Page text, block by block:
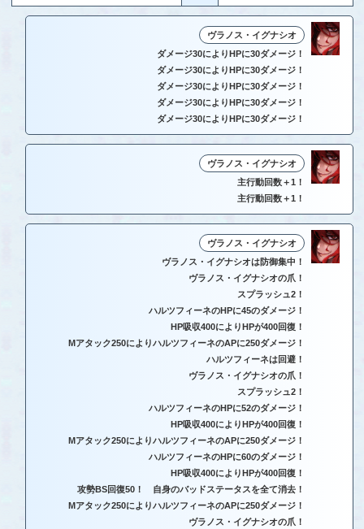
ヴラノス・イグナシオ
ダメージ30によりHPに30ダメージ！
ダメージ30によりHPに30ダメージ！
ダメージ30によりHPに30ダメージ！
ダメージ30によりHPに30ダメージ！
ダメージ30によりHPに30ダメージ！
ヴラノス・イグナシオ
主行動回数＋1！
主行動回数＋1！
ヴラノス・イグナシオ
ヴラノス・イグナシオは防御集中！
ヴラノス・イグナシオの爪！
スプラッシュ2！
ハルツフィーネのHPに45のダメージ！
HP吸収400によりHPが400回復！
Mアタック250によりハルツフィーネのAPに250ダメージ！
ハルツフィーネは回避！
ヴラノス・イグナシオの爪！
スプラッシュ2！
ハルツフィーネのHPに52のダメージ！
HP吸収400によりHPが400回復！
Mアタック250によりハルツフィーネのAPに250ダメージ！
ハルツフィーネのHPに60のダメージ！
HP吸収400によりHPが400回復！
攻勢BS回復50！ 自身のバッドステータスを全て消去！
Mアタック250によりハルツフィーネのAPに250ダメージ！
ヴラノス・イグナシオの爪！